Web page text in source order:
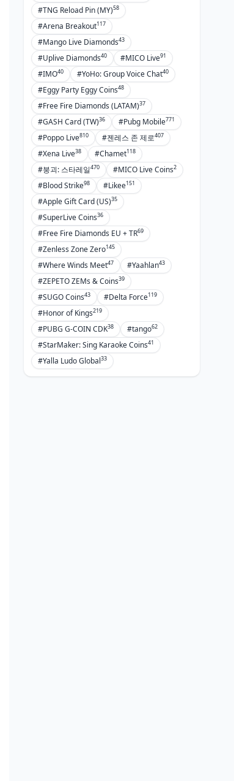
#TNG Reload Pin (MY)58
#Arena Breakout117
#Mango Live Diamonds43
#Uplive Diamonds40 #MICO Live91
#IMO40 #YoHo: Group Voice Chat40
#Eggy Party Eggy Coins48
#Free Fire Diamonds (LATAM)37
#GASH Card (TW)36 #Pubg Mobile771
#Poppo Live810 #젠레스 존 제로407
#Xena Live38 #Chamet118
#붕괴: 스타레일470 #MICO Live Coins2
#Blood Strike98 #Likee151
#Apple Gift Card (US)35
#SuperLive Coins36
#Free Fire Diamonds EU + TR69
#Zenless Zone Zero145
#Where Winds Meet47 #Yaahlan43
#ZEPETO ZEMs & Coins39
#SUGO Coins43 #Delta Force119
#Honor of Kings219
#PUBG G-COIN CDK38 #tango62
#StarMaker: Sing Karaoke Coins41
#Yalla Ludo Global33